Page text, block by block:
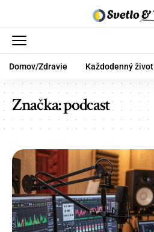
Domov/Zdravie Každodenný život
Značka:podcast